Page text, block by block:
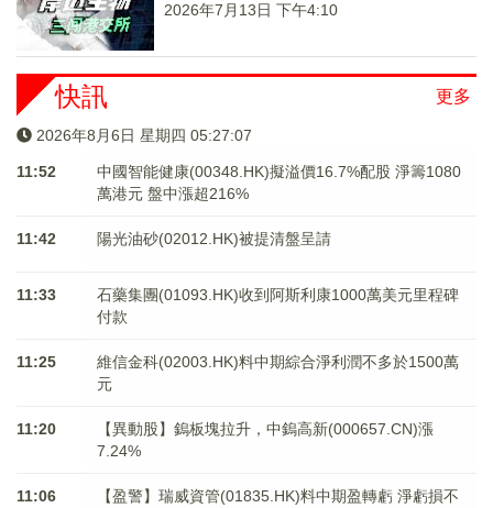
2026年7月13日 下午4:10
更多
快訊
2026年8月6日 星期四 05:27:07
11:52
中國智能健康(00348.HK)擬溢價16.7%配股 淨籌1080
萬港元 ​​​​​​​盤中漲超216%
11:42 陽光油砂(02012.HK)被提清盤呈請
11:33
石藥集團(01093.HK)收到阿斯利康1000萬美元里程碑
付款
11:25
維信金科(02003.HK)料中期綜合淨利潤不多於1500萬
元
11:20
【異動股】鎢板塊拉升，中鎢高新(000657.CN)漲
7.24%
11:06
【盈警】瑞威資管(01835.HK)料中期盈轉虧 淨虧損不